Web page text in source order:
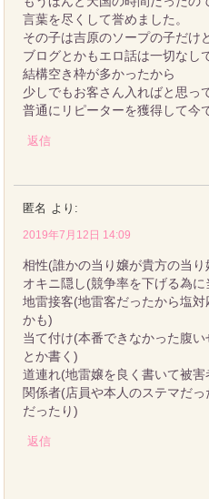
言葉を尽くして誉めました。
その子は吉原のソープの子だけ
ブログとかもエロ話は一切なし
結構空き枠が多かったから
少しでもお客さん入ればと思っ
普通にリピーターを獲得して今
返信
匿名 より:
2019年7月12日 14:09
相性(誰かの当り嬢が貴方の当
オキニ隠し(競争率を下げる為
地雷接客(地雷客だったから塩
かも)
当て付け(本番できなかった腹
とか書く)
道連れ(地雷嬢を良く書いて被害
関係者(店員や本人のステマだ
だったり)
返信